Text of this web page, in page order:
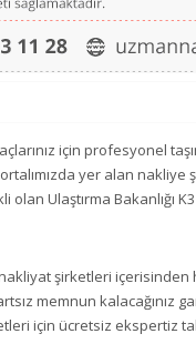
için profesyonel
yer alan nakliye
olan Ulaştırma Bakanlığı
şirketleri
memnun
için ücretsiz ekspertiz